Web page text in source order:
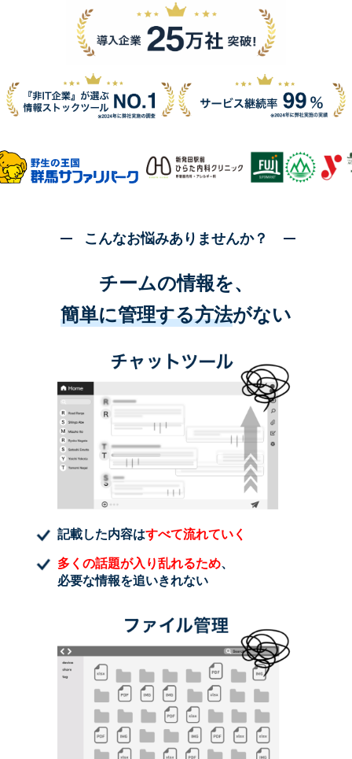
こんなお悩みありませんか？
チームの情報を、
簡単に管理する方法がない
記載した内容はすべて流れていく
多くの話題が入り乱れるため、
必要な情報を追いきれない